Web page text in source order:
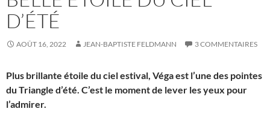
D’ÉTÉ
AOÛT 16, 2022 JEAN-BAPTISTE FELDMANN 3 COMMENTAIRES
Plus brillante étoile du ciel estival, Véga est l’une des pointes
du Triangle d’été. C’est le moment de lever les yeux pour
l’admirer.